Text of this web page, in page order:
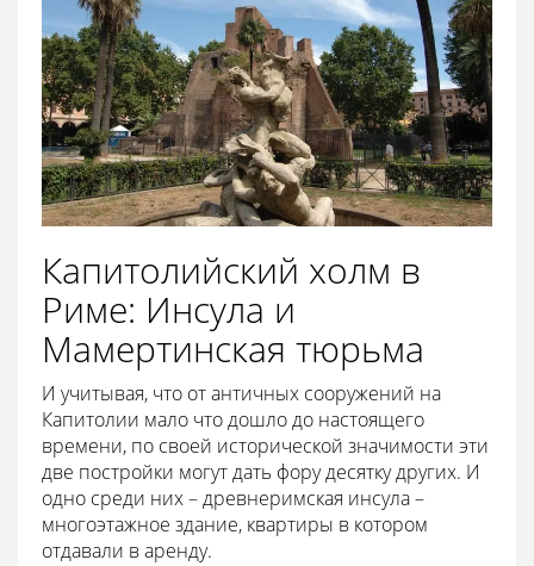
Капитолийский холм в
Риме: Инсула и
Мамертинская тюрьма
И учитывая, что от античных сооружений на
Капитолии мало что дошло до настоящего
времени, по своей исторической значимости эти
две постройки могут дать фору десятку других. И
одно среди них – древнеримская инсула –
многоэтажное здание, квартиры в котором
отдавали в аренду.